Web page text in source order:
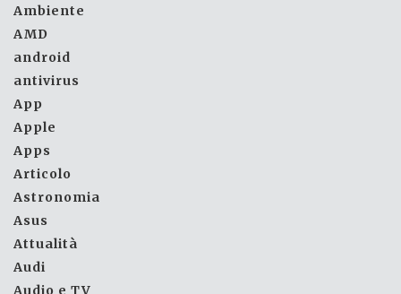
Ambiente
AMD
android
antivirus
App
Apple
Apps
Articolo
Astronomia
Asus
Attualità
Audi
Audio e TV